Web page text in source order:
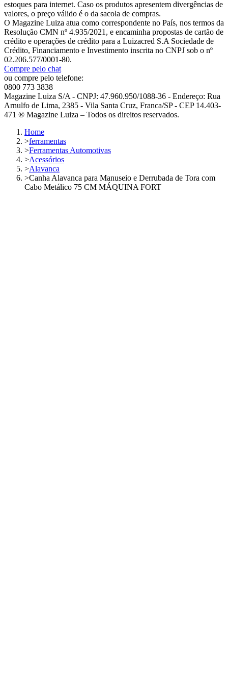
estoques para internet. Caso os produtos apresentem divergências de
valores, o preço válido é o da sacola de compras.
O Magazine Luiza atua como correspondente no País, nos termos da
Resolução CMN nº 4.935/2021, e encaminha propostas de cartão de
crédito e operações de crédito para a Luizacred S.A Sociedade de
Crédito, Financiamento e Investimento inscrita no CNPJ sob o nº
02.206.577/0001-80.
Compre pelo chat
ou compre pelo telefone:
0800 773 3838
Magazine Luiza S/A - CNPJ: 47.960.950/1088-36 - Endereço: Rua
Arnulfo de Lima, 2385 - Vila Santa Cruz, Franca/SP - CEP 14.403-
471 ® Magazine Luiza – Todos os direitos reservados.
Home
>ferramentas
>Ferramentas Automotivas
>Acessórios
>Alavanca
>Canha Alavanca para Manuseio e Derrubada de Tora com
Cabo Metálico 75 CM MÁQUINA FORT